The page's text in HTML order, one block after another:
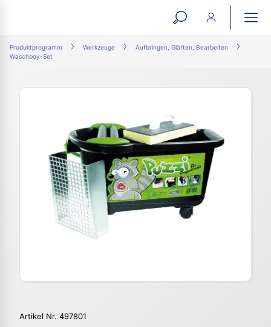
open
search
Produktprogramm Werkzeuge
Aufbringen, Glätten, Bearbeiten
Waschboy-Set
Artikel Nr. 497801